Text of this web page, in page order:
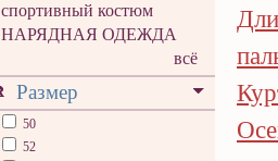
спортивный костюм
НАРЯДНАЯ ОДЕЖДА
всё
Размер
50
52